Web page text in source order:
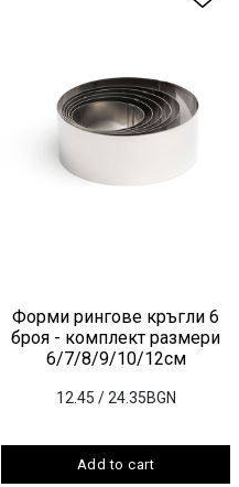
Форми рингове кръгли 6
броя - комплект размери
6/7/8/9/10/12см
12.45 / 24.35BGN
Add to cart